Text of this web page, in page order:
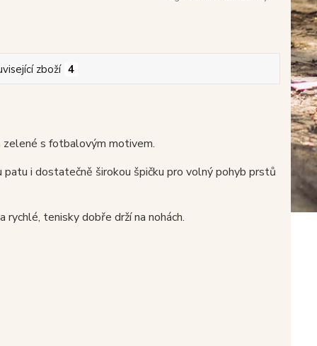
zboží 4
s fotbalovým motivem.
i dostatečně širokou špičku pro volný pohyb prstů
rychlé, tenisky dobře drží na nohách.